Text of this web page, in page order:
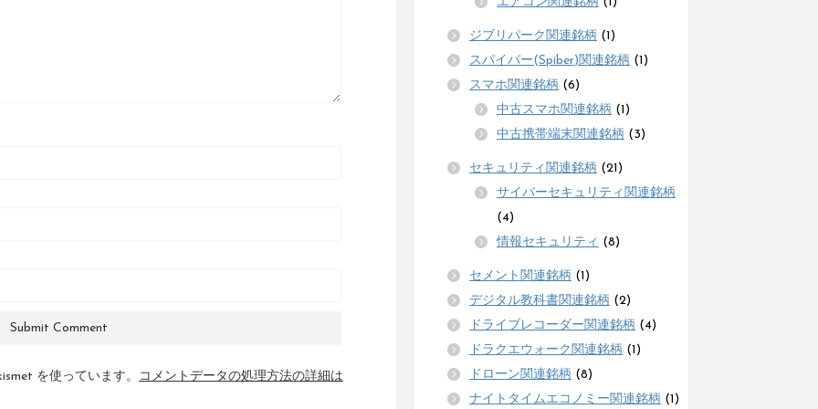
を使っています。 コメントデータの処理方法の詳細は
ジブリパーク関連銘柄 (1)
スパイバー(Spiber)関連銘柄 (1)
スマホ関連銘柄 (6)
中古スマホ関連銘柄 (1)
中古携帯端末関連銘柄 (3)
セキュリティ関連銘柄 (21)
サイバーセキュリティ関連銘柄
(4)
情報セキュリティ (8)
セメント関連銘柄 (1)
デジタル教科書関連銘柄 (2)
ドライブレコーダー関連銘柄 (4)
ドラクエウォーク関連銘柄 (1)
ドローン関連銘柄 (8)
ナイトタイムエコノミー関連銘柄 (1)